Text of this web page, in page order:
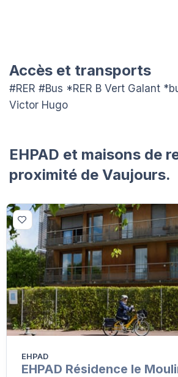
Accès et transports
#RER #Bus *RER B Vert Galant
Victor Hugo
EHPAD et maisons de
proximité de Vaujours.
EHPAD
EHPAD Résidence le